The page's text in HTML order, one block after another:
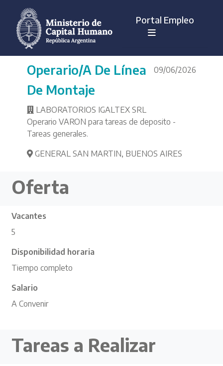
Portal Empleo
09/06/2026
Operario/a De Línea
De Montaje
LABORATORIOS IGALTEX SRL
Operario VARON para tareas de deposito -
Tareas generales.
GENERAL SAN MARTIN, BUENOS AIRES
Oferta
Vacantes
5
Disponibilidad horaria
Tiempo completo
Salario
A Convenir
Tareas a Realizar